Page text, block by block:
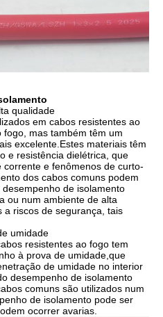
qualidade
em cabos resistentes ao
mas também têm um
excelente.Estes materiais têm
e resistência dielétrica, que
e fenômenos de curto-
dos cabos comuns podem
de isolamento
ou num ambiente de alta
riscos de segurança, tais
umidade
resistentes ao fogo tem
à prova de umidade,que
de umidade no interior
desempenho de isolamento
comuns são utilizados num
de isolamento pode ser
ocorrer avarias.